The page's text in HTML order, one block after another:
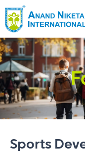
Sports